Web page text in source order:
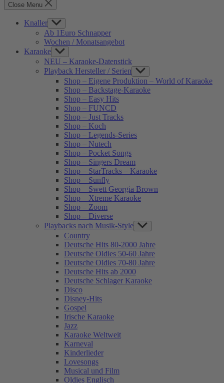
Close Menu
Knaller Show
sub
menu
Ab 1Euro Schnapper
Wochen / Monatsangebot
Karaoke Show
sub
menu
NEU – Karaoke-Datenstick
Playback Hersteller / Serien Show
sub
menu
Shop – Eigene Produktion – World of Karaoke
Shop – Backstage-Karaoke
Shop – Easy Hits
Shop – FUNCD
Shop – Just Tracks
Shop – Koch
Shop – Legends-Series
Shop – Nutech
Shop – Pocket Songs
Shop – Singers Dream
Shop – StarTracks – Karaoke
Shop – Sunfly
Shop – Swett Georgia Brown
Shop – Xtreme Karaoke
Shop – Zoom
Shop – Diverse
Playbacks nach Musik-Style Show
sub
menu
Country
Deutsche Hits 80-2000 Jahre
Deutsche Oldies 50-60 Jahre
Deutsche Oldies 70-80 Jahre
Deutsche Hits ab 2000
Deutsche Schlager Karaoke
Disco
Disney-Hits
Gospel
Irische Karaoke
Jazz
Karaoke Weltweit
Karneval
Kinderlieder
Lovesongs
Musical und Film
Oldies Englisch